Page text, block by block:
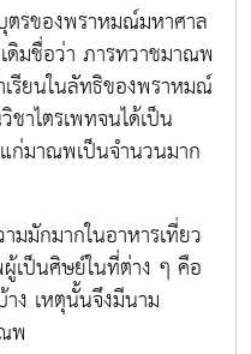
รของพราหมณ์มหาศาล
ดิมชื่อว่า ภารทวาชมาณพ
เรียนในลัทธิของพราหมณ์
าไตรเพทจนได้เป็น
ก่มาณพเป็นจำนวนมาก
มักมากในอาหารเที่ยว
เป็นศิษย์ในที่ต่าง ๆ คือ
ง เหตุนั้นจึงมีนาม
พ